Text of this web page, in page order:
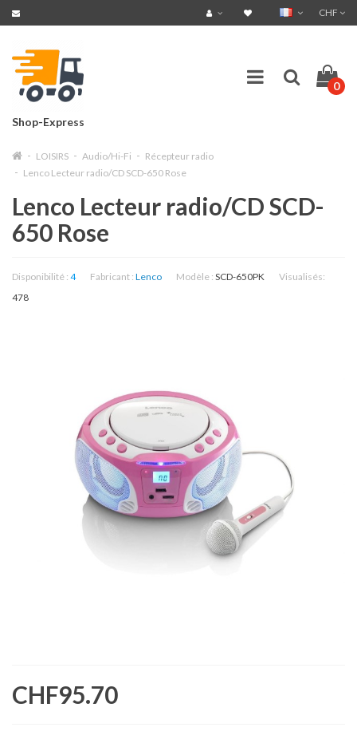
CHF
Shop-Express
0
LOISIRS Audio/Hi-Fi
Récepteur radio
Lenco Lecteur radio/CD SCD-650 Rose
Lenco Lecteur radio/CD SCD-
650 Rose
Disponibilité : 4 Fabricant : Lenco Modèle : SCD-650PK
Visualisés:
478
CHF95.70